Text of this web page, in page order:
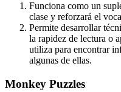
Funciona como un
clase y reforzará el
Permite desarrollar
la rapidez de lectura o
utiliza para encontrar
algunas de ellas.
Monkey Puzzles